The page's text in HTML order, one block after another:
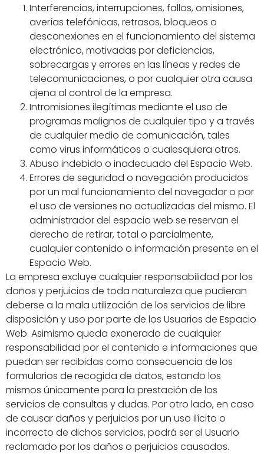
Interferencias, interrupciones, fallos, omisiones,
averías telefónicas, retrasos, bloqueos o
desconexiones en el funcionamiento del sistema
electrónico, motivadas por deficiencias,
sobrecargas y errores en las líneas y redes de
telecomunicaciones, o por cualquier otra causa
ajena al control de la empresa.
Intromisiones ilegítimas mediante el uso de
programas malignos de cualquier tipo y a través
de cualquier medio de comunicación, tales
como virus informáticos o cualesquiera otros.
Abuso indebido o inadecuado del Espacio Web.
Errores de seguridad o navegación producidos
por un mal funcionamiento del navegador o por
el uso de versiones no actualizadas del mismo. El
administrador del espacio web se reservan el
derecho de retirar, total o parcialmente,
cualquier contenido o información presente en el
Espacio Web.
La empresa excluye cualquier responsabilidad por los
daños y perjuicios de toda naturaleza que pudieran
deberse a la mala utilización de los servicios de libre
disposición y uso por parte de los Usuarios de Espacio
Web. Asimismo queda exonerado de cualquier
responsabilidad por el contenido e informaciones que
puedan ser recibidas como consecuencia de los
formularios de recogida de datos, estando los
mismos únicamente para la prestación de los
servicios de consultas y dudas. Por otro lado, en caso
de causar daños y perjuicios por un uso ilícito o
incorrecto de dichos servicios, podrá ser el Usuario
reclamado por los daños o perjuicios causados.